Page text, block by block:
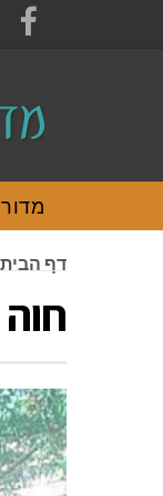
דף הבית
חוה